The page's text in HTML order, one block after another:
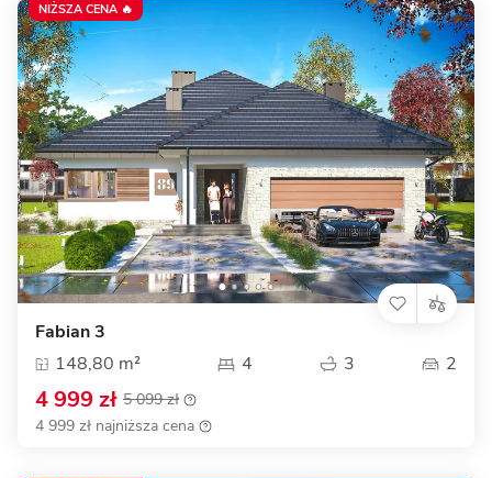
Fabian 3
148,80 m²
4 3 2
4 999 zł 5 099 zł
4 999 zł najniższa cena
NIŻSZA CENA 🔥